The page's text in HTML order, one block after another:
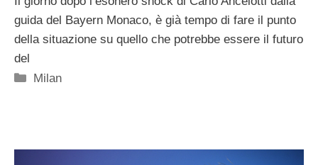
guida del Bayern Monaco, è già tempo di fare il punto
della situazione su quello che potrebbe essere il futuro
del
Categorie
Milan